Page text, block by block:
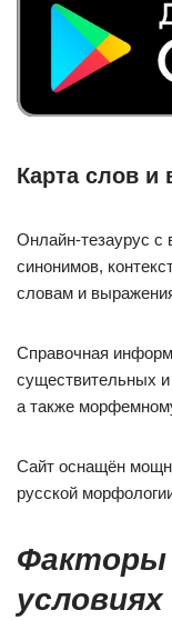
Карта слов и
Онлайн-тезаурус с
синонимов,
словам и
Справочная
существительных
а также
Сайт оснащён
русской
Факторы